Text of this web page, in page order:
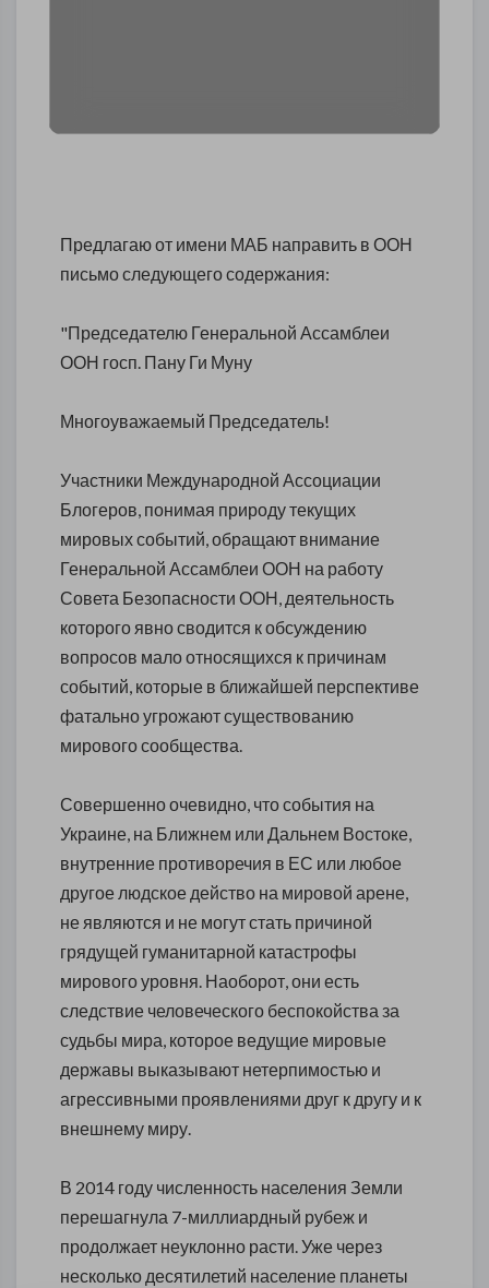
Предлагаю от имени МАБ направить в ООН
письмо следующего содержания:
"Председателю Генеральной Ассамблеи
ООН госп. Пану Ги Муну
Многоуважаемый Председатель!
Участники Международной Ассоциации
Блогеров, понимая природу текущих
мировых событий, обращают внимание
Генеральной Ассамблеи ООН на работу
Совета Безопасности ООН, деятельность
которого явно сводится к обсуждению
вопросов мало относящихся к причинам
событий, которые в ближайшей перспективе
фатально угрожают существованию
мирового сообщества.
Совершенно очевидно, что события на
Украине, на Ближнем или Дальнем Востоке,
внутренние противоречия в ЕС или любое
другое людское действо на мировой арене,
не являются и не могут стать причиной
грядущей гуманитарной катастрофы
мирового уровня. Наоборот, они есть
следствие человеческого беспокойства за
судьбы мира, которое ведущие мировые
державы выказывают нетерпимостью и
агрессивными проявлениями друг к другу и к
внешнему миру.
В 2014 году численность населения Земли
перешагнула 7-миллиардный рубеж и
продолжает неуклонно расти. Уже через
несколько десятилетий население планеты